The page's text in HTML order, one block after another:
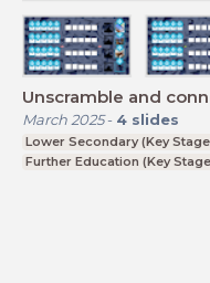
Unscramble and
March 2025- 4 slides
Lower Secondary (Key
Further Education (Key